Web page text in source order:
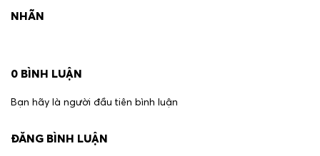
NHÃN
0 BÌNH LUẬN
Bạn hãy là người đầu tiên bình luận
ĐĂNG BÌNH LUẬN